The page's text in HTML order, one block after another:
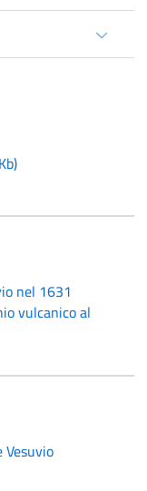
)
nel 1631
vulcanico al
Vesuvio